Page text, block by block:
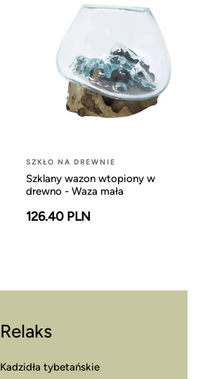
SZKŁO NA DREWNIE
Szklany wazon wtopiony w
drewno - Waza mała
126.40 PLN
Relaks
Kadzidła tybetańskie